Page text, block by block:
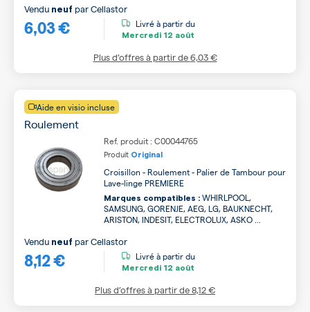
6,03 €
Vendu neuf parCellastor
Livré à partir du
Mercredi 12 août
Plus d’offres à partir de6,03 €
Aide en visio incluse
Roulement
Ref. produit : C00044765
Produit Original
Croisillon - Roulement - Palier de Tambour pour
Lave-linge PREMIERE
Marques compatibles : WHIRLPOOL,
SAMSUNG, GORENJE, AEG, LG, BAUKNECHT,
ARISTON, INDESIT, ELECTROLUX, ASKO ...
8,12 €
Vendu neuf parCellastor
Livré à partir du
Mercredi 12 août
Plus d’offres à partir de8,12 €